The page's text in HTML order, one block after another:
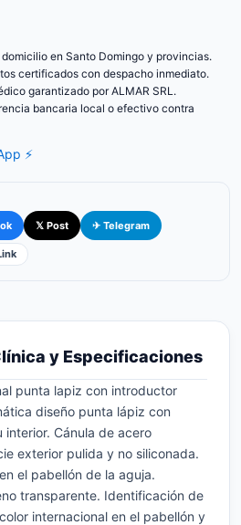
domicilio en Santo Domingo y provincias.
certificados con despacho inmediato.
garantizado por ALMAR SRL.
bancaria local o efectivo contra
⚡
𝕏 Post ✈ Telegram
y Especificaciones
punta lapiz con introductor
diseño punta lápiz con
interior. Cánula de acero
exterior pulida y no siliconada.
el pabellón de la aguja.
transparente. Identificación de
internacional en el pabellón y